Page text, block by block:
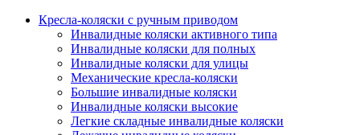
Кресла-коляски с ручным приводом
Инвалидные коляски активного типа
Инвалидные коляски для полных
Инвалидные коляски для улицы
Механические кресла-коляски
Большие инвалидные коляски
Инвалидные коляски высокие
Легкие складные инвалидные коляски